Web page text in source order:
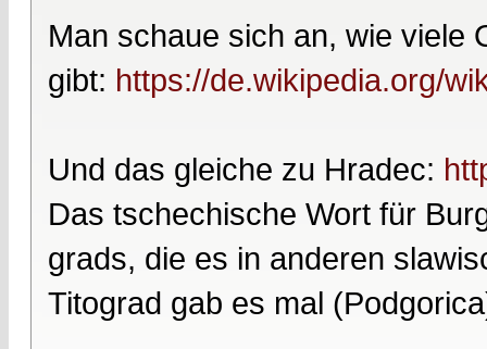
Man schaue sich an, wie viele
gibt: https://de.wikipedia.org/
Und das gleiche zu Hradec:
Das tschechische Wort für
grads, die es in anderen
Titograd gab es mal